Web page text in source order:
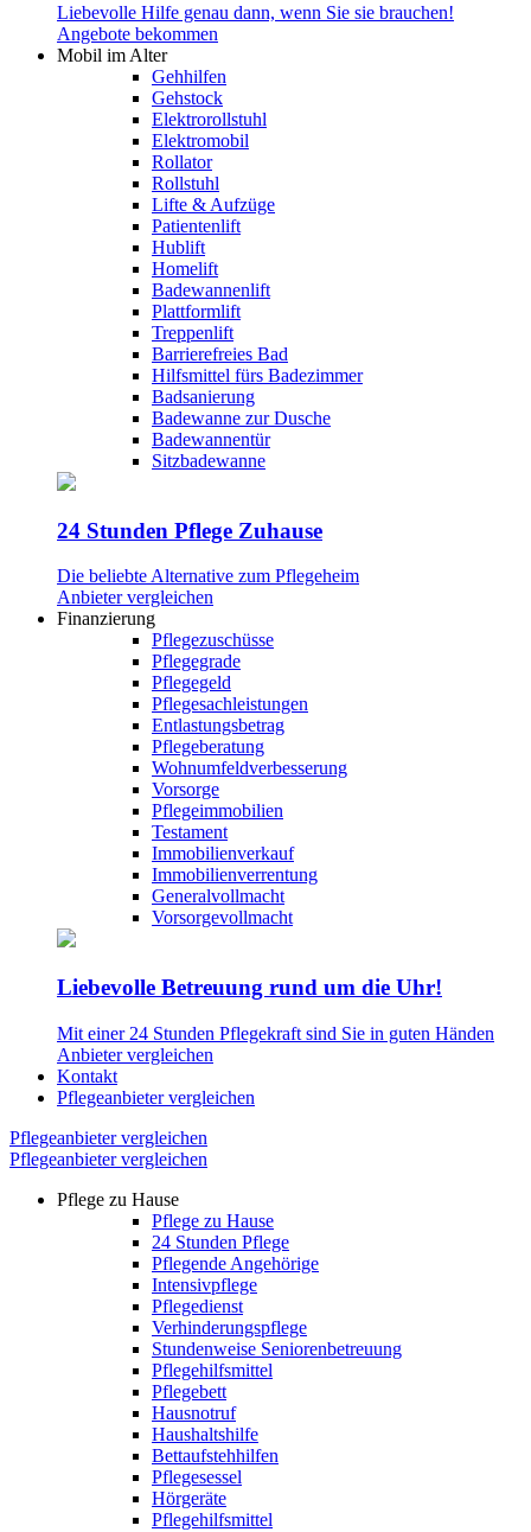
Liebevolle Hilfe genau dann, wenn Sie sie brauchen!
Angebote bekommen
Mobil im Alter
Gehhilfen
Gehstock
Elektrorollstuhl
Elektromobil
Rollator
Rollstuhl
Lifte & Aufzüge
Patientenlift
Hublift
Homelift
Badewannenlift
Plattformlift
Treppenlift
Barrierefreies Bad
Hilfsmittel fürs Badezimmer
Badsanierung
Badewanne zur Dusche
Badewannentür
Sitzbadewanne
24 Stunden Pflege Zuhause
Die beliebte Alternative zum Pflegeheim
Anbieter vergleichen
Finanzierung
Pflegezuschüsse
Pflegegrade
Pflegegeld
Pflegesachleistungen
Entlastungsbetrag
Pflegeberatung
Wohnumfeldverbesserung
Vorsorge
Pflegeimmobilien
Testament
Immobilienverkauf
Immobilienverrentung
Generalvollmacht
Vorsorgevollmacht
Liebevolle Betreuung rund um die Uhr!
Mit einer 24 Stunden Pflegekraft sind Sie in guten Händen
Anbieter vergleichen
Kontakt
Pflegeanbieter vergleichen
Pflegeanbieter vergleichen
Pflegeanbieter vergleichen
Pflege zu Hause
Pflege zu Hause
24 Stunden Pflege
Pflegende Angehörige
Intensivpflege
Pflegedienst
Verhinderungspflege
Stundenweise Seniorenbetreuung
Pflegehilfsmittel
Pflegebett
Hausnotruf
Haushaltshilfe
Bettaufstehhilfen
Pflegesessel
Hörgeräte
Pflegehilfsmittel